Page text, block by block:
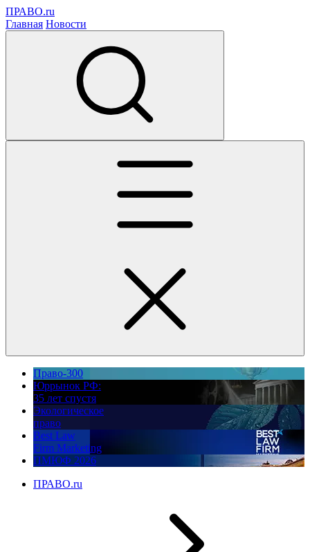
ПРАВО.ru
Главная Новости
Право-300
Юррынок РФ:
35 лет спустя
Экологическое
право
Best Law
Firm Marketing
ПМЮФ 2026
ПРАВО.ru